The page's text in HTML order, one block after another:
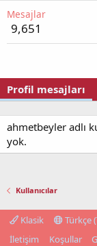
Mesajlar
9,651
Profil mesajları
ahmetbeyler adlı
yok.
Kullanıcılar
Klasik
Türkçe
İletişim
Koşullar